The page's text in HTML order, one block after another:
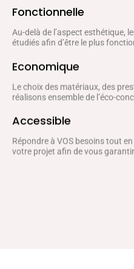
Fonctionnelle
Au-delà de l’aspect esthétique,
étudiés afin d’être le plus
Economique
Le choix des matériaux, des
réalisons ensemble de l’éco-
Accessible
Répondre à VOS besoins tout
votre projet afin de vous